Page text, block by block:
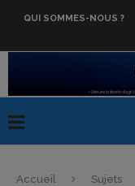
QUI SOMMES-NOUS ?
Accueil Sujets